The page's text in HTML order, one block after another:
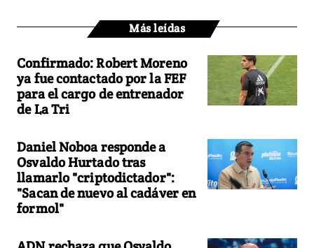
Más leídas
Confirmado: Robert Moreno
ya fue contactado por la FEF
para el cargo de entrenador
de La Tri
Daniel Noboa responde a
Osvaldo Hurtado tras
llamarlo "criptodictador":
"Sacan de nuevo al cadáver en
formol"